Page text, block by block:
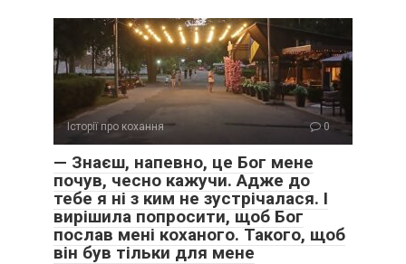
Історії про кохання 0
— Знаєш, напевно, це Бог мене
почув, чесно кажучи. Адже до
тебе я ні з ким не зустрічалася. І
вирішила попросити, щоб Бог
послав мені коханого. Такого, щоб
він був тільки для мене